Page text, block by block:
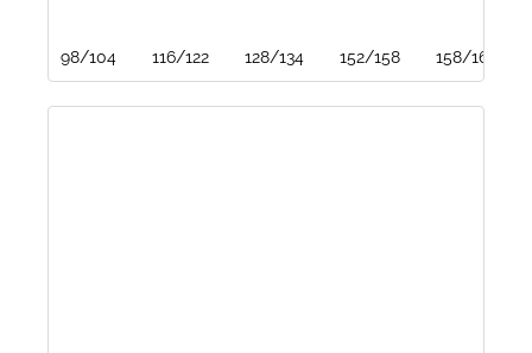
98/104 116/122 128/134 152/158 158/164